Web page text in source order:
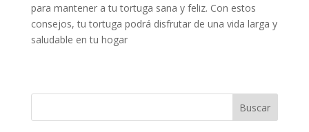
para mantener a tu tortuga sana y feliz. Con estos
consejos, tu tortuga podrá disfrutar de una vida larga y
saludable en tu hogar